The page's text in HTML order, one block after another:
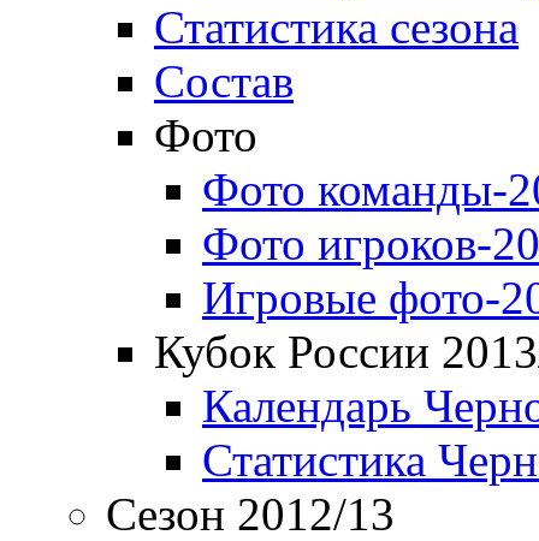
Статистика сезона
Состав
Фото
Фото команды-
Фото игроков-
Игровые фото-
Кубок России
Календарь
Статистика
Сезон 2012/13